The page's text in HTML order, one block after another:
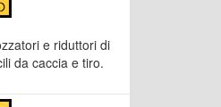
e riduttori di
da caccia e tiro.